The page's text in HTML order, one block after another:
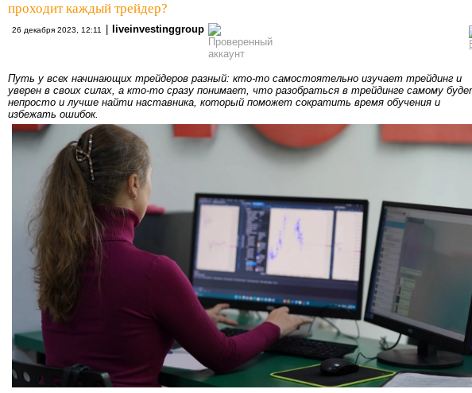
проходит каждый трейдер?
26 декабря 2023, 12:11 liveinvestinggroup
Путь у всех начинающих трейдеров разный: кто-то самостоятельно изучает трейдинг и
уверен в своих силах, а кто-то сразу понимает, что разобраться в трейдинге самому
непросто и лучше найти наставника, который поможет сократить время обучения и
избежать ошибок.